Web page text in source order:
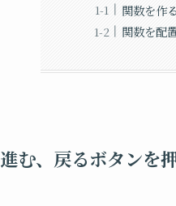
関数を作る
関数を配
進む、戻るボタンを